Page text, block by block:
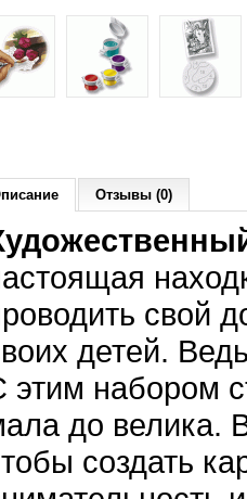
Отзывы (0)
свой
детей.
этим набором
до велика.
создать